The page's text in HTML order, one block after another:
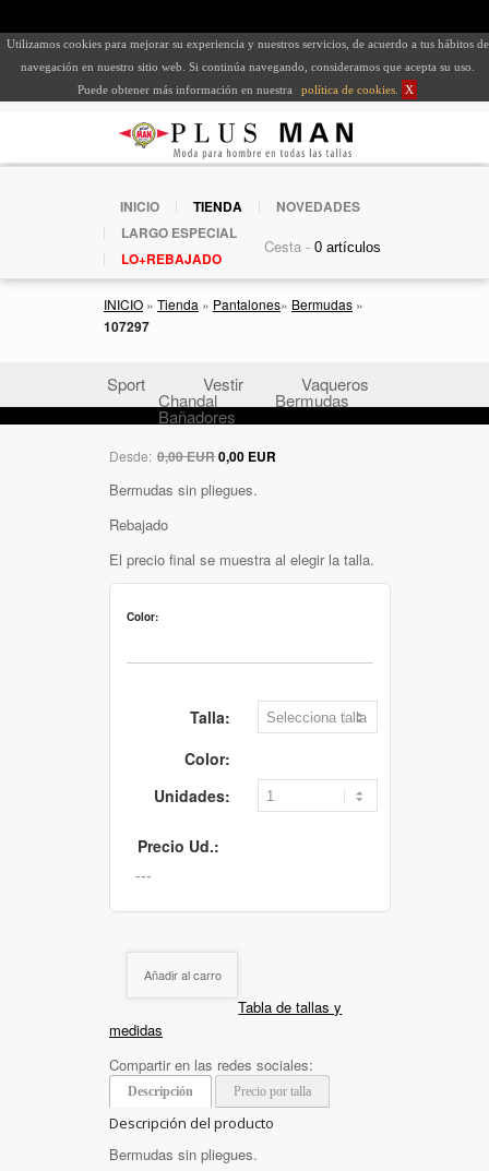
Utilizamos cookies para mejorar su experiencia y nuestros servicios, de acuerdo a tus hábitos de
navegación en nuestro sitio web. Si continúa navegando, consideramos que acepta su uso.
Puede obtener más información en nuestra
política de cookies X
INICIO TIENDA
NOVEDADES
LARGO ESPECIAL
LO+REBAJADO
Cesta -
INICIO » Tienda » Pantalones» Bermudas »
107297
Sport Vestir Vaqueros
Chandal Bermudas
Bañadores
Desde: 0,00 EUR0,00 EUR
Bermudas sin pliegues.
Rebajado
El precio final se muestra al elegir la talla.
Color:
Talla:
Color:
Unidades:
Precio Ud.:
Añadir al carro
Tabla de tallas y
medidas
Compartir en las redes sociales:
Descripción Precio por talla
Descripción del producto
Bermudas sin pliegues.